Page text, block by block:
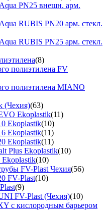
PN25 внешн. арм.
RUBIS PN20 арм. стекл.
RUBIS PN25 арм. стекл.
(8)
полиэтилена FV
полиэтилена MIANO
(Чехия)(63)
Ekoplastik(11)
Ekoplastik(10)
Ekoplastik(11)
Ekoplastik(11)
Plus Ekoplastik(10)
Ekoplastik(10)
FV-Plast Чехия(56)
FV-Plast(10)
(9)
FV-Plast (Чехия)(10)
с кислородным барьером